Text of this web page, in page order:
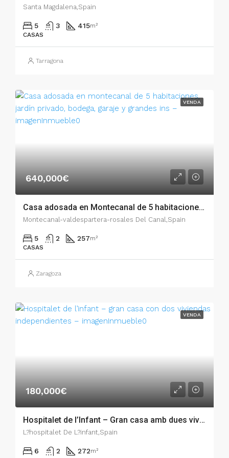
Santa Magdalena,Spain
5 3 415m²
CASAS
Tarragona
VENDA
640,000€
Casa adosada en Montecanal de 5 habitaciones, jardín privado, bodega, garaje y grandes ins – 02844
Montecanal-valdespartera-rosales Del Canal,Spain
5 2 257m²
CASAS
Zaragoza
VENDA
180,000€
Hospitalet de l’Infant – Gran casa amb dues vivendes independents – 001.00711
L?hospitalet De L?infant,Spain
6 2 272m²